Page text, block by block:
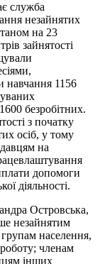
служба
незайнятих
на 23
зайнятості
навчання 1156
безробітних.
з початку
осіб, у тому
на
допомоги
діяльності.
Островська,
незайнятим
населення,
членам
інших